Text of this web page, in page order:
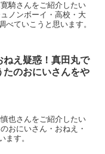
騎さんをご紹介したい
ノンボーイ・高校・大
ていこうと思います。
ねえ疑惑！真田丸で
たのおにいさんをや
也さんをご紹介したい
おにいさん・おねえ・
ます。